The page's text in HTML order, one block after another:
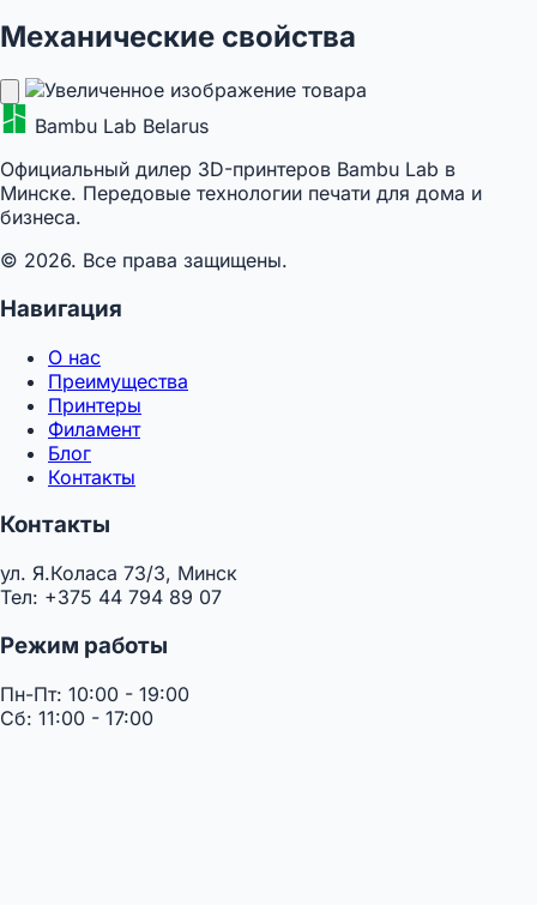
Механические свойства
Bambu Lab Belarus
Официальный дилер 3D-принтеров Bambu Lab в
Минске. Передовые технологии печати для дома и
бизнеса.
© 2026. Все права защищены.
Навигация
О нас
Преимущества
Принтеры
Филамент
Блог
Контакты
Контакты
ул. Я.Коласа 73/3, Минск
Тел: +375 44 794 89 07
Режим работы
Пн-Пт: 10:00 - 19:00
Сб: 11:00 - 17:00